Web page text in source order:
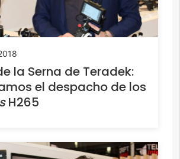
la Serna de Teradek:
el despacho de los
H265